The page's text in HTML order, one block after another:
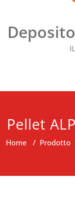
Pellet
Home / Prodotto